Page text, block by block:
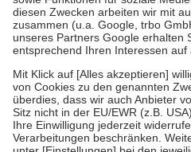
Zuzahlung zehn Prozent der Kosten
Verordnung.
Um das Engagement der
stärken und die besondere Stellung
fallenkeine Zuzahlungenan bei:
• Kindern und Jugendlichen bis
mit Ausnahme der Fahrkosten
• Untersuchungen zur Vorsorge
GKV getragen werden